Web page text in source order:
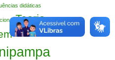
didáticas
Teoria